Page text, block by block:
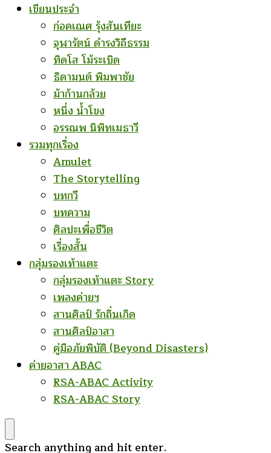
เขียนประจำ
ก่อคเณศ รุ้งสันเทียะ
จุฬารัตน์ ดำรงวิถีธรรม
ทิดโส โม้ระเบิด
ธิดามนต์ พิมพาชัย
ม้าก้านกล้วย
หนึ่ง น้ำโขง
อรรณพ นิพิทเมธาวี
รวมทุกเรื่อง
Amulet
The Storytelling
บทกวี
บทความ
ศิลปะเพื่อชีวิต
เรื่องสั้น
กลุ่มรองเท้าแตะ
กลุ่มรองเท้าแตะ Story
เพลงค่ายฯ
สานศิลป์ รักถิ่นเกิด
สานศิลป์อาสา
คู่มือภัยพิบัติ (Beyond Disasters)
ค่ายอาสา ABAC
RSA-ABAC Activity
RSA-ABAC Story
Looking
Search anything and hit enter.